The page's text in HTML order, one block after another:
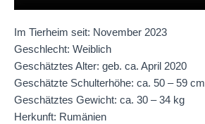
Im Tierheim seit: November 2023
Geschlecht: Weiblich
Geschätztes Alter: geb. ca. April 2020
Geschätzte Schulterhöhe: ca. 50 – 59 cm
Geschätztes Gewicht: ca. 30 – 34 kg
Herkunft: Rumänien